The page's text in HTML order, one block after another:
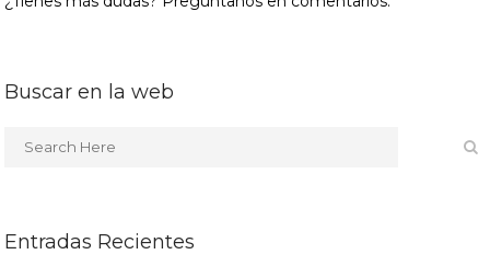
Buscar en la web
Entradas Recientes